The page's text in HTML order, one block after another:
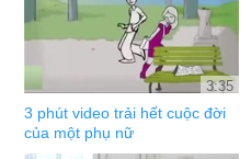
3:35
3 phút video trải hết cuộc đời
của một phụ nữ